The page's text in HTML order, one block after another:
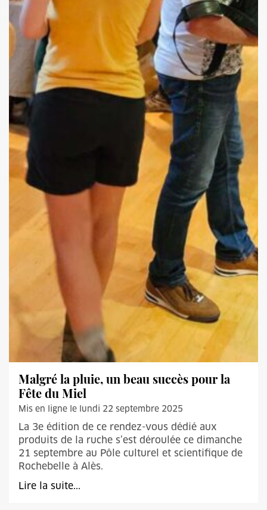
Malgré la pluie, un beau succès pour la
Fête du Miel
Mis en ligne le lundi 22 septembre 2025
La 3e édition de ce rendez-vous dédié aux
produits de la ruche s’est déroulée ce dimanche
21 septembre au Pôle culturel et scientifique de
Rochebelle à Alès.
Lire la suite...